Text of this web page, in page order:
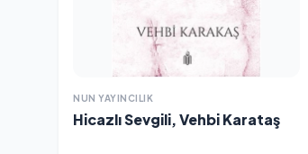
NUN YAYINCILIK
Hicazlı Sevgili, Vehbi Karataş